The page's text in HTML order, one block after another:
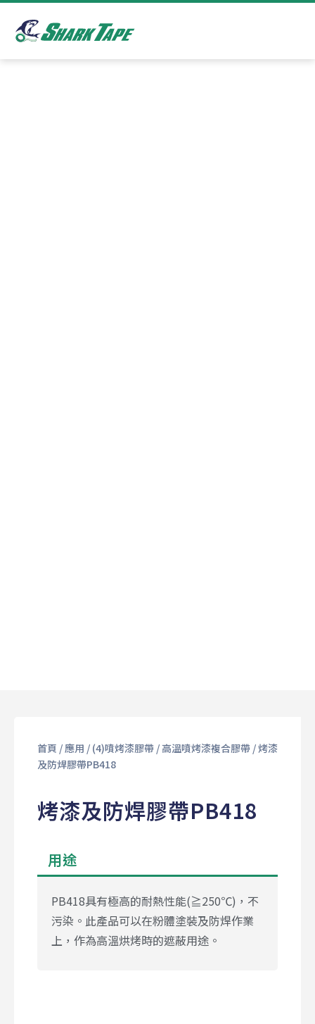
首頁 / 應用 / (4)噴烤漆膠帶/高溫噴烤漆複合膠帶/ 烤漆
及防焊膠帶PB418
烤漆及防焊膠帶PB418
用途
PB418具有極高的耐熱性能(≧250℃)，不
污染。此產品可以在粉體塗裝及防焊作業
上，作為高溫烘烤時的遮蔽用途。